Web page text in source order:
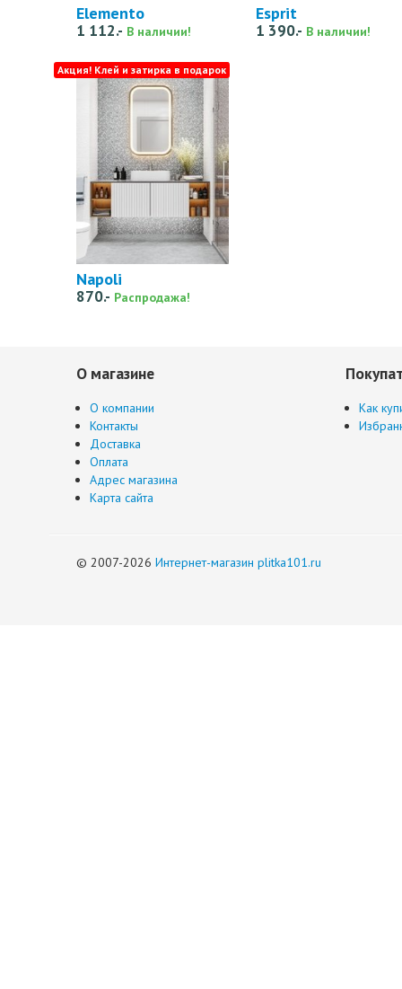
Elemento
1 112.- В наличии!
Esprit
1 390.- В наличии!
Napoli
870.- Распродажа!
Акция! Клей и затирка в подарок
О магазине
О компании
Контакты
Доставка
Оплата
Адрес магазина
Карта сайта
Как
© 2007-2026 Интернет-магазин plitka101.ru